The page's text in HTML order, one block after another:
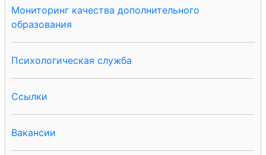
Мониторинг качества дополнительного
образования
Психологическая служба
Ссылки
Вакансии